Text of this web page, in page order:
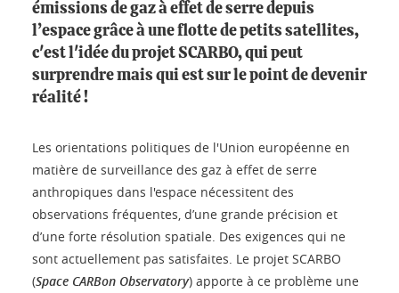
émissions de gaz à effet de serre depuis
l’espace grâce à une flotte de petits satellites,
c'est l'idée du projet SCARBO, qui peut
surprendre mais qui est sur le point de devenir
réalité !
Les orientations politiques de l'Union européenne en
matière de surveillance des gaz à effet de serre
anthropiques dans l'espace nécessitent des
observations fréquentes, d’une grande précision et
d’une forte résolution spatiale. Des exigences qui ne
sont actuellement pas satisfaites. Le projet SCARBO
(Space CARBon Observatory) apporte à ce problème une